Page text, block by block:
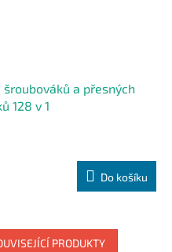
a přesných
128 v 1
Do košíku
PRODUKTY